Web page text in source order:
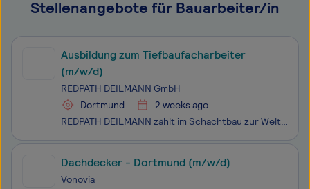
Stellenangebote für Bauarbeiter/in
Ausbildung zum Tiefbaufacharbeiter
(m/w/d)
REDPATH DEILMANN GmbH
Dortmund
2 weeks ago
REDPATH DEILMANN zählt im Schachtbau zur Weltspitze, bietet zukunftsfähige Arbeitsplätze mit individuellen Entwicklungsmöglichkeiten im In- und Ausland und steht traditionell für Qualität, innovative Technik und herausragendes Teamwork. Werde Teil unseres Teams und starte Deine Ausbildun
Dachdecker - Dortmund (m/w/d)
Vonovia